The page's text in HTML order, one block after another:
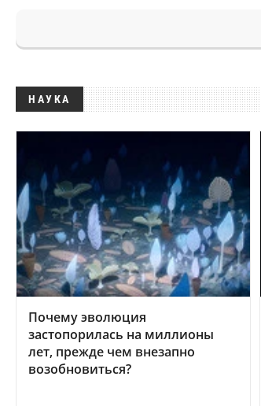
НАУКА
Почему эволюция
застопорилась на миллионы
лет, прежде чем внезапно
возобновиться?